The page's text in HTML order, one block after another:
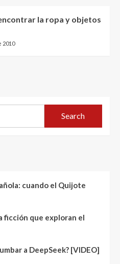
la ropa y objetos
2010
Search
cuando el Quijote
ficción que exploran el
a DeepSeek? [VIDEO]